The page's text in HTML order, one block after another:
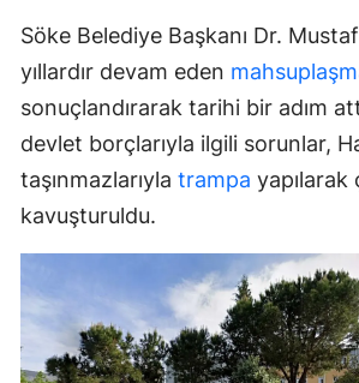
Söke Belediye Başkanı Dr.
yıllardır devam eden
sonuçlandırarak tarihi bir adım
devlet borçlarıyla ilgili sorunlar,
taşınmazlarıyla trampa yapılarak
kavuşturuldu.